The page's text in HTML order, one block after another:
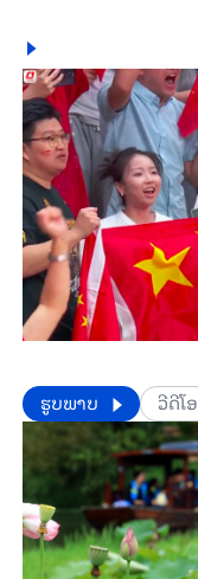
​​ຮູບພາບ ວີດີໂອ